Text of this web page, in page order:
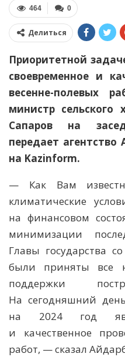
0
464
Делиться
Приоритетной
своевременное и
весенне-полевых
министр сельского
Сапаров на
передает агентство
на Kazinform.
— Как Вам
климатические
на финансовом
минимизации
Главы государства
были приняты все
поддержки
На сегодняшний
на 2024 год
и качественное
работ, — сказал